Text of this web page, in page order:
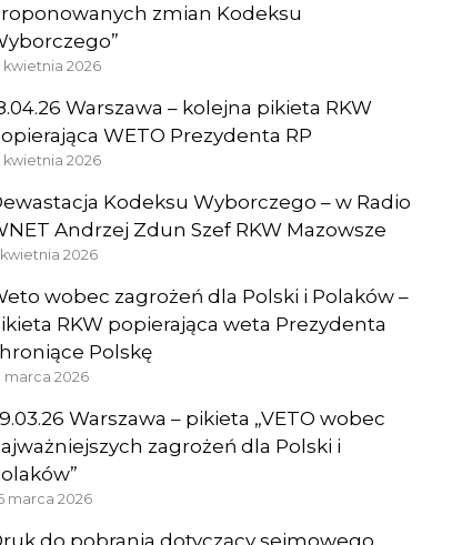
zmian Kodeksu
kwietnia 2026
Warszawa – kolejna pikieta RKW
WETO Prezydenta RP
kwietnia 2026
Kodeksu Wyborczego – w Radio
Andrzej Zdun Szef RKW Mazowsze
2026
wobec zagrożeń dla Polski i Polaków –
RKW popierająca weta Prezydenta
Polskę
marca 2026
Warszawa – pikieta „VETO wobec
zagrożeń dla Polski i
marca 2026
do pobrania dotyczący sejmowego